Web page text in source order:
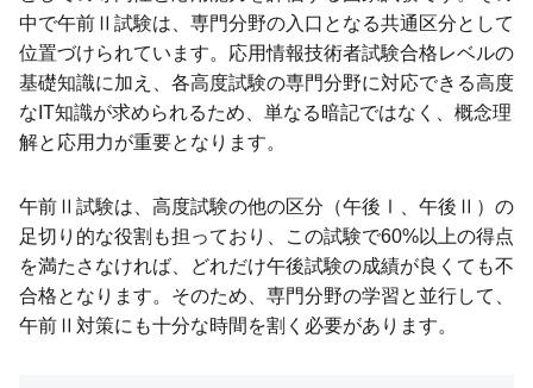
中で午前Ⅱ試験は、専門分野の入口となる共通区分として
位置づけられています。応用情報技術者試験合格レベルの
基礎知識に加え、各高度試験の専門分野に対応できる高度
なIT知識が求められるため、単なる暗記ではなく、概念理
解と応用力が重要となります。
午前Ⅱ試験は、高度試験の他の区分（午後Ⅰ、午後Ⅱ）の
足切り的な役割も担っており、この試験で60%以上の得点
を満たさなければ、どれだけ午後試験の成績が良くても不
合格となります。そのため、専門分野の学習と並行して、
午前Ⅱ対策にも十分な時間を割く必要があります。